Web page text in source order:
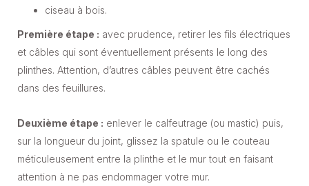
ciseau à bois.
Première étape : avec prudence, retirer les fils électriques
et câbles qui sont éventuellement présents le long des
plinthes. Attention, d’autres câbles peuvent être cachés
dans des feuillures.
Deuxième étape : enlever le calfeutrage (ou mastic) puis,
sur la longueur du joint, glissez la spatule ou le couteau
méticuleusement entre la plinthe et le mur tout en faisant
attention à ne pas endommager votre mur.